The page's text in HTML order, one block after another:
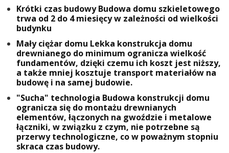
Krótki czas budowy Budowa domu szkieletowego
trwa od 2 do 4 miesięcy w zależności od wielkości
budynku
Mały ciężar domu Lekka konstrukcja domu
drewnianego do minimum ogranicza wielkość
fundamentów, dzięki czemu ich koszt jest niższy,
a także mniej kosztuje transport materiałów na
budowę i na samej budowie.
"Sucha" technologia Budowa konstrukcji domu
ogranicza się do montażu drewnianych
elementów, łączonych na gwoździe i metalowe
łączniki, w związku z czym, nie potrzebne są
przerwy technologiczne, co w poważnym stopniu
skraca czas budowy.